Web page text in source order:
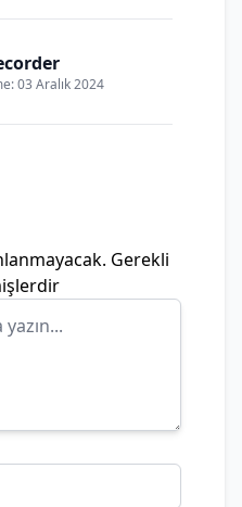
03 Aralık 2024
Gerekli